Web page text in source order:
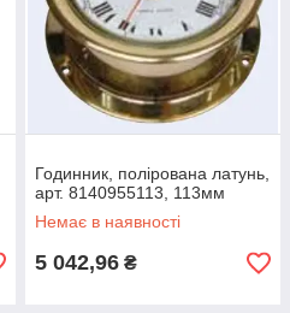
Годинник, полірована латунь,
арт. 8140955113, 113мм
Немає в наявності
5 042,96 ₴